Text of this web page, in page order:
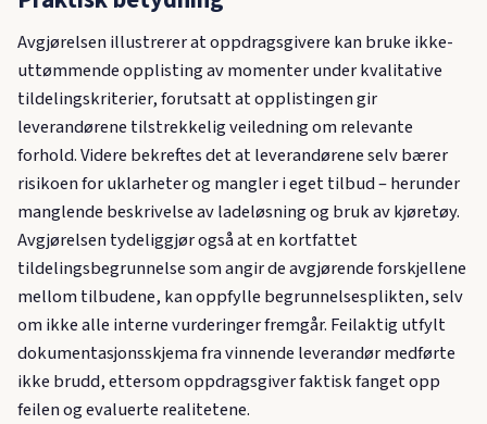
Avgjørelsen illustrerer at oppdragsgivere kan bruke ikke-
uttømmende opplisting av momenter under kvalitative
tildelingskriterier, forutsatt at opplistingen gir
leverandørene tilstrekkelig veiledning om relevante
forhold. Videre bekreftes det at leverandørene selv bærer
risikoen for uklarheter og mangler i eget tilbud – herunder
manglende beskrivelse av ladeløsning og bruk av kjøretøy.
Avgjørelsen tydeliggjør også at en kortfattet
tildelingsbegrunnelse som angir de avgjørende forskjellene
mellom tilbudene, kan oppfylle begrunnelsesplikten, selv
om ikke alle interne vurderinger fremgår. Feilaktig utfylt
dokumentasjonsskjema fra vinnende leverandør medførte
ikke brudd, ettersom oppdragsgiver faktisk fanget opp
feilen og evaluerte realitetene.